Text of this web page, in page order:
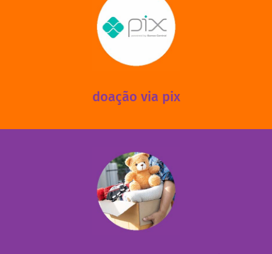
doação via pix
via PIX? Elas também são muito importantes para
mantermos nossas unidades em funcionamento!
saiba mais
Você pode doar esses itens na Rua Belmonte, 547 – Vila
Leopoldina – De segunda a sexta, das 8h30 às 11h30 e
das 13h30 às 17h30 (sextas até às 16h30).
fale conosco